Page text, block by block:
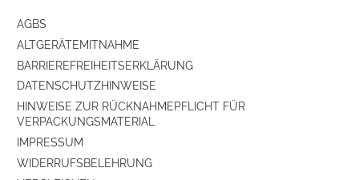
AGBS
ALTGERÄTEMITNAHME
BARRIEREFREIHEITSERKLÄRUNG
DATENSCHUTZHINWEISE
HINWEISE ZUR RÜCKNAHMEPFLICHT FÜR
VERPACKUNGSMATERIAL
IMPRESSUM
WIDERRUFSBELEHRUNG